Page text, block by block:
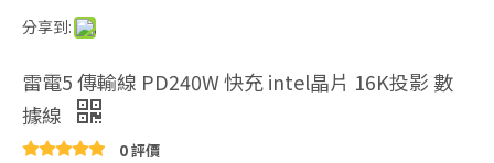
分享到:
雷電5 傳輸線 PD240W 快充 intel晶片 16K投影 數
據線
0 評價